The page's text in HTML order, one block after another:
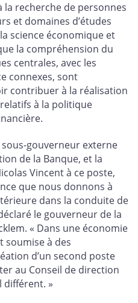
la recherche de personnes
et domaines d’études
science économique et
la compréhension du
centrales, avec les
connexes, sont
contribuer à la réalisation
à la politique
sous-gouverneur externe
de la Banque, et la
Vincent à ce poste,
que nous donnons à
dans la conduite de
le gouverneur de la
« Dans une économie
soumise à des
d’un second poste
au Conseil de direction
»